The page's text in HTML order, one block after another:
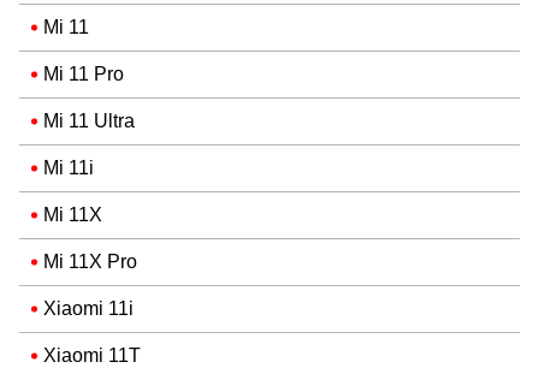
Mi 11
Mi 11 Pro
Mi 11 Ultra
Mi 11i
Mi 11X
Mi 11X Pro
Xiaomi 11i
Xiaomi 11T